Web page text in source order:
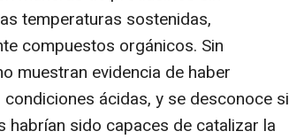
temperaturas sostenidas,
compuestos orgánicos. Sin
muestran evidencia de haber
ácidas, y se desconoce si
sido capaces de catalizar la